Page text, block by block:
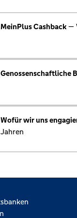
MeinPlus Cashback —
Genossenschaftliche
Wofür wir uns
Jahren